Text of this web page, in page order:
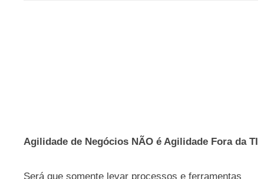
Agilidade de Negócios NÃO é Agilidade Fora da TI
Será que somente levar processos e ferramentas